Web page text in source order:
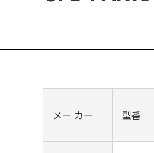
メー カー 型番